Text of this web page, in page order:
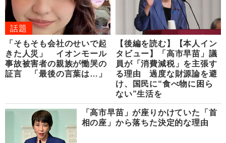
話題
「そもそも会社のせいで起
きた人災」 イオンモール
事故被害者の親族が慟哭の
証言 「最後の言葉は…」
【後編を読む】【本人イン
タビュー】「高市早苗」議
員が「消費減税」を主張す
る理由 過度な財源論を避
け、国民に“食べ物に困ら
ない”生活を
「高市早苗」が座りかけていた「首
相の座」から落ちた決定的な理由